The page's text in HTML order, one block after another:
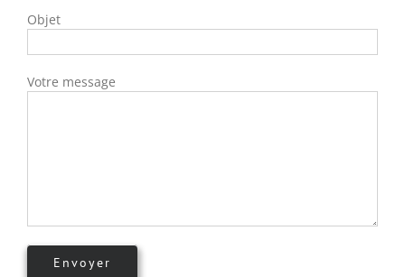
Objet
Votre message